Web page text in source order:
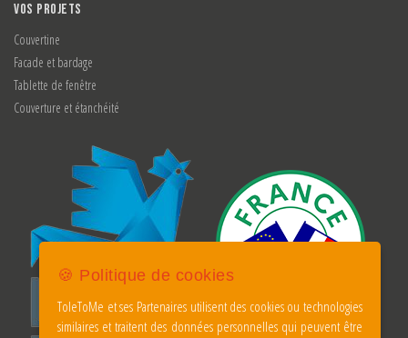
VOS PROJETS
Couvertine
Facade et bardage
Tablette de fenêtre
Couverture et étanchéité
🍪 Politique de cookies
ToleToMe et ses Partenaires utilisent des cookies ou technologies
similaires et traitent des données personnelles qui peuvent être